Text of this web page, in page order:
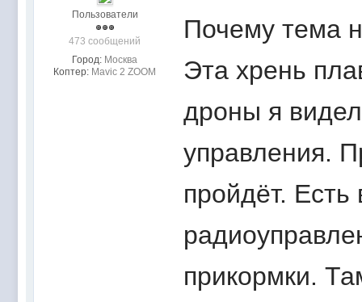
Пользователи
473 сообщений
Город: Москва
Коптер: Mavic 2 ZOOM
Почему тема
Эта хрень
дроны я
управления.
пройдёт.
прикормки.